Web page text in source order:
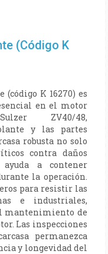
(Código K
K 16270) es
en el motor
Sulzer ZV40/48,
y las partes
robusta no solo
contra daños
a contener
la operación.
para resistir las
e industriales,
mantenimiento de
Las inspecciones
permanezca
y longevidad del